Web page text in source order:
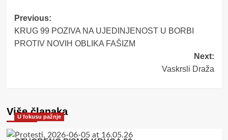
Post
navigation
Previous:
KRUG 99 POZIVA NA UJEDINJENOST U BORBI
PROTIV NOVIH OBLIKA FAŠIZM
Next:
Vaskrsli Draža
Više članaka
U fokusu pažnje